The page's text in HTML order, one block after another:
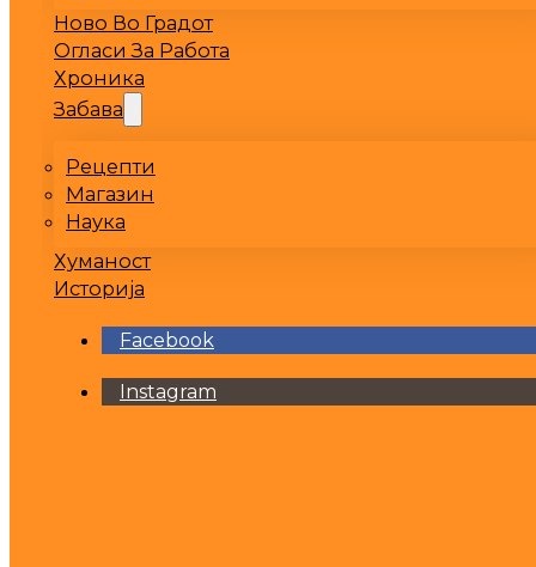
Ново Во Градот
Огласи За Работа
Хроника
Забава
Рецепти
Магазин
Наука
Хуманост
Историја
Facebook
Instagram